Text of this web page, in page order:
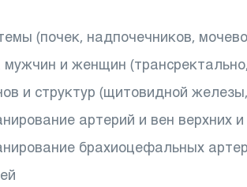
(почек, надпочечников,
и женщин
и структур (щитовидной
артерий и вен верхних
брахиоцефальных